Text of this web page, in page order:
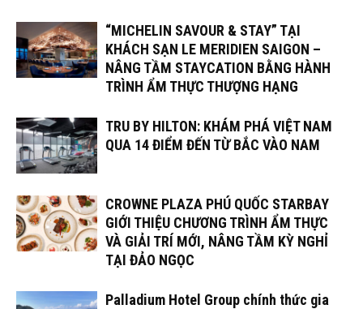
“MICHELIN SAVOUR & STAY” TẠI
KHÁCH SẠN LE MERIDIEN SAIGON –
NÂNG TẦM STAYCATION BẰNG HÀNH
TRÌNH ẨM THỰC THƯỢNG HẠNG
TRU BY HILTON: KHÁM PHÁ VIỆT NAM
QUA 14 ĐIỂM ĐẾN TỪ BẮC VÀO NAM
CROWNE PLAZA PHÚ QUỐC STARBAY
GIỚI THIỆU CHƯƠNG TRÌNH ẨM THỰC
VÀ GIẢI TRÍ MỚI, NÂNG TẦM KỲ NGHỈ
TẠI ĐẢO NGỌC
Palladium Hotel Group chính thức gia